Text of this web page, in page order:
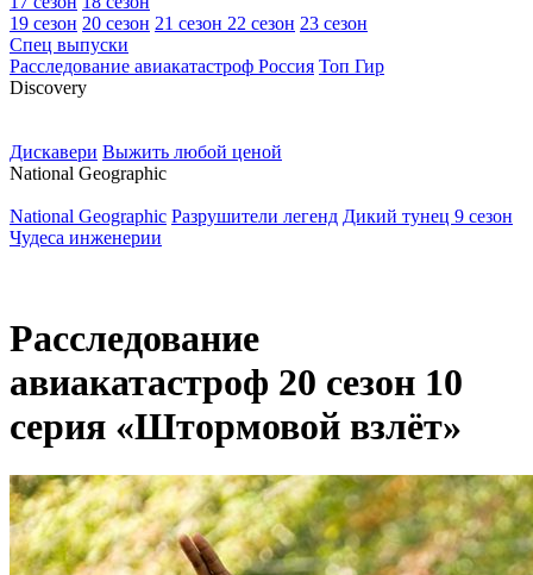
19 сезон 20 сезон 21 сезон 22 сезон 23 сезон
Спец выпуски
Расследование авиакатастроф Россия Топ Гир
Discovery
Дискавери Выжить любой ценой
National Geographic
National Geographic Разрушители легенд Дикий тунец 9 сезон
Чудеса инженерии
Расследование
авиакатастроф 20 сезон 10
серия «Штормовой взлёт»